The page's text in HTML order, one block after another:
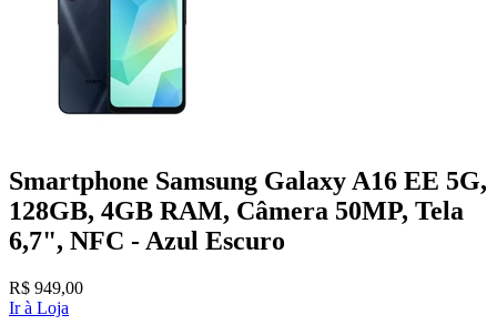
Smartphone Samsung Galaxy A16 EE 5G,
128GB, 4GB RAM, Câmera 50MP, Tela
6,7", NFC - Azul Escuro
R$ 949,00
Ir à Loja